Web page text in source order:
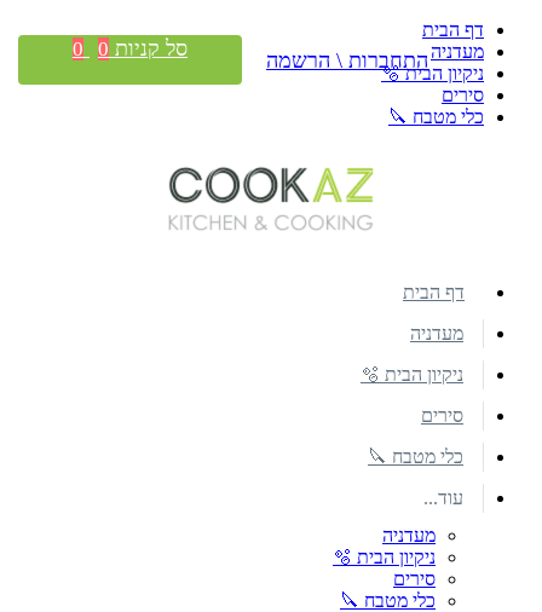
דף הבית
מעדניה
ניקיון הבית 🫧
סירים
כלי מטבח 🔪
התחברות \ הרשמה סל קניות 0
0
דף הבית
מעדניה
ניקיון הבית 🫧
סירים
כלי מטבח 🔪
עוד...
מעדניה
ניקיון הבית 🫧
סירים
כלי מטבח 🔪